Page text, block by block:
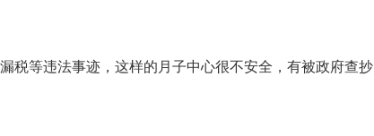
税等违法事迹，这样的月子中心很不安全，有被政府查抄